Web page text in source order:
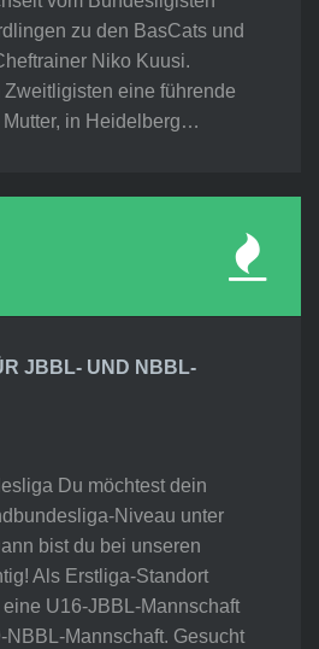
zu den BasCats und
Niko Kuusi.
Zweitligisten eine führende
in Heidelberg…
JBBL- UND NBBL-
Du möchtest dein
Niveau unter
bist du bei unseren
Als Erstliga-Standort
U16-JBBL-Mannschaft
Mannschaft. Gesucht